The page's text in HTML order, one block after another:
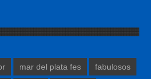
mar del plata fes fabulosos